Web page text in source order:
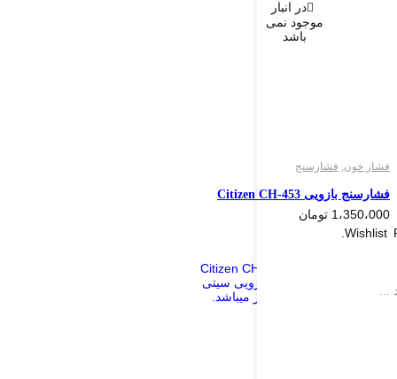
Wishlist
در انبار
موجود نمی
باشد
فشار خون فشارسنج
فشارسنج بازویی Citizen CH-453
1،350،000 تومان